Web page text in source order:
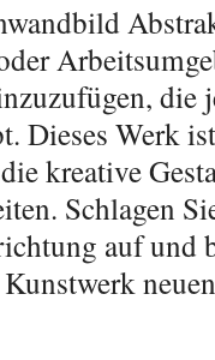
die
Dieses Werk
kreative
Schlagen
auf und